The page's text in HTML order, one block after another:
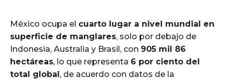
México ocupa el cuarto lugar a nivel mundial en
superficie de manglares, solo por debajo de
Indonesia, Australia y Brasil, con 905 mil 86
hectáreas, lo que representa 6 por ciento del
total global, de acuerdo con datos de la